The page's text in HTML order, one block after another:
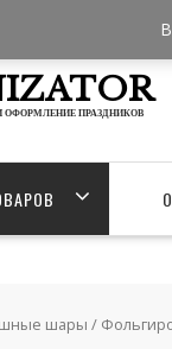
ПРАЗДНИКОВ
шары /